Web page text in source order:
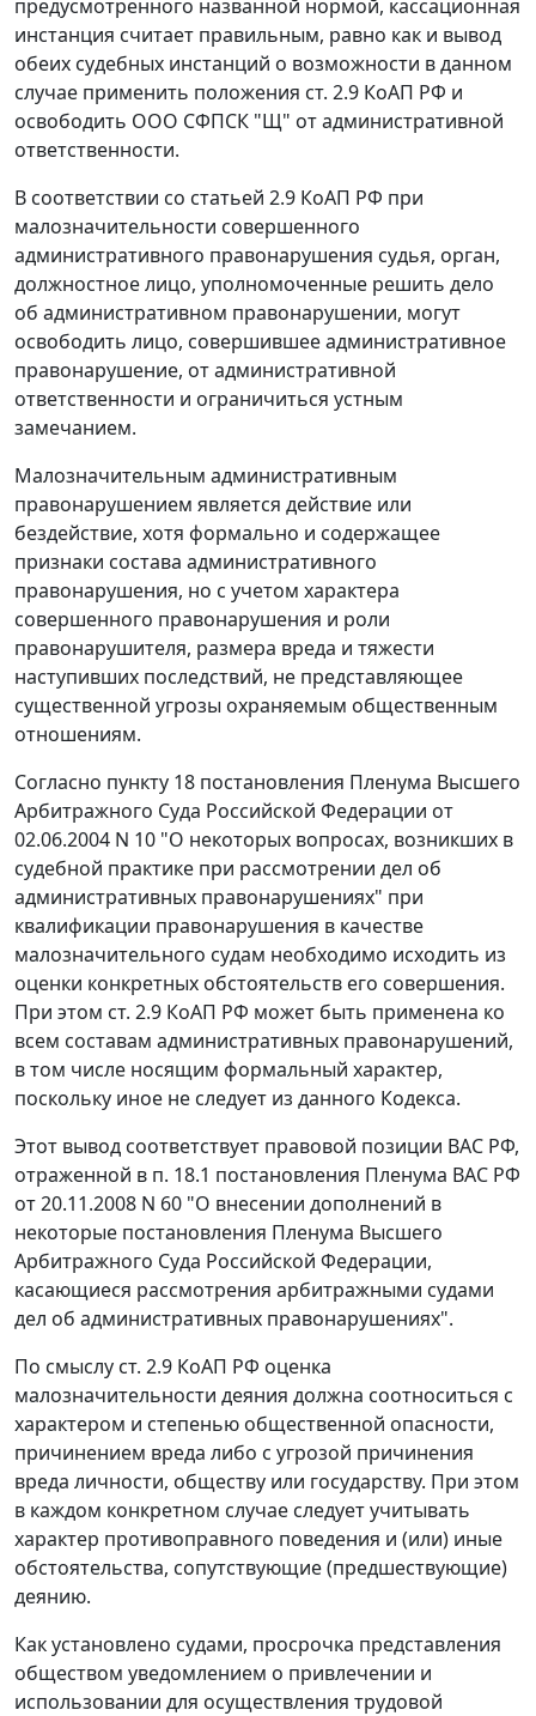
предусмотренного названной нормой, кассационная
инстанция считает правильным, равно как и вывод
обеих судебных инстанций о возможности в данном
случае применить положения ст. 2.9 КоАП РФ и
освободить ООО СФПСК "Щ" от административной
ответственности.
В соответствии со статьей 2.9 КоАП РФ при
малозначительности совершенного
административного правонарушения судья, орган,
должностное лицо, уполномоченные решить дело
об административном правонарушении, могут
освободить лицо, совершившее административное
правонарушение, от административной
ответственности и ограничиться устным
замечанием.
Малозначительным административным
правонарушением является действие или
бездействие, хотя формально и содержащее
признаки состава административного
правонарушения, но с учетом характера
совершенного правонарушения и роли
правонарушителя, размера вреда и тяжести
наступивших последствий, не представляющее
существенной угрозы охраняемым общественным
отношениям.
Согласно пункту 18 постановления Пленума Высшего
Арбитражного Суда Российской Федерации от
02.06.2004 N 10 "О некоторых вопросах, возникших в
судебной практике при рассмотрении дел об
административных правонарушениях" при
квалификации правонарушения в качестве
малозначительного судам необходимо исходить из
оценки конкретных обстоятельств его совершения.
При этом ст. 2.9 КоАП РФ может быть применена ко
всем составам административных правонарушений,
в том числе носящим формальный характер,
поскольку иное не следует из данного Кодекса.
Этот вывод соответствует правовой позиции ВАС РФ,
отраженной в п. 18.1 постановления Пленума ВАС РФ
от 20.11.2008 N 60 "О внесении дополнений в
некоторые постановления Пленума Высшего
Арбитражного Суда Российской Федерации,
касающиеся рассмотрения арбитражными судами
дел об административных правонарушениях".
По смыслу ст. 2.9 КоАП РФ оценка
малозначительности деяния должна соотноситься с
характером и степенью общественной опасности,
причинением вреда либо с угрозой причинения
вреда личности, обществу или государству. При этом
в каждом конкретном случае следует учитывать
характер противоправного поведения и (или) иные
обстоятельства, сопутствующие (предшествующие)
деянию.
Как установлено судами, просрочка представления
обществом уведомлением о привлечении и
использовании для осуществления трудовой